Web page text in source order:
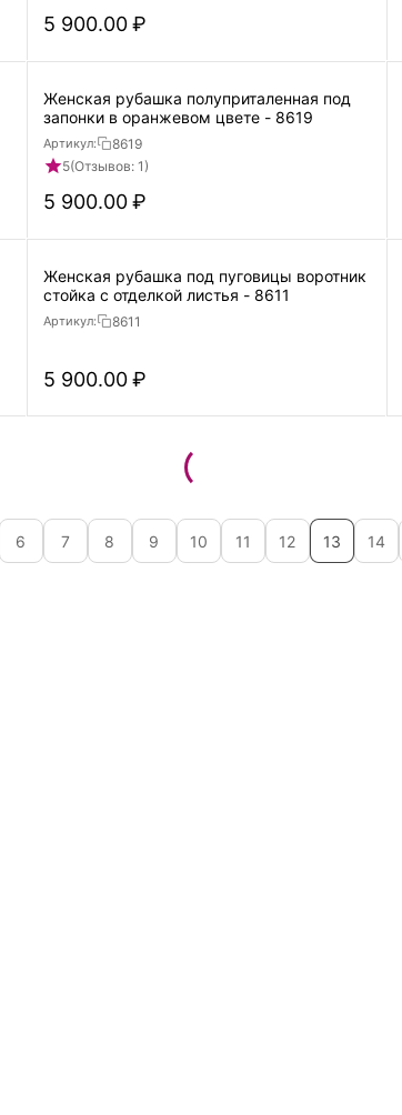
5 900.00 ₽
Женская рубашка полуприталенная под
запонки в оранжевом цвете - 8619
Артикул:
8619
5(Отзывов: 1)
5 900.00 ₽
Женская рубашка под пуговицы воротник
стойка с отделкой листья - 8611
Артикул: 8611
5 900.00 ₽
6 7 8 9 10 11 12 13 14